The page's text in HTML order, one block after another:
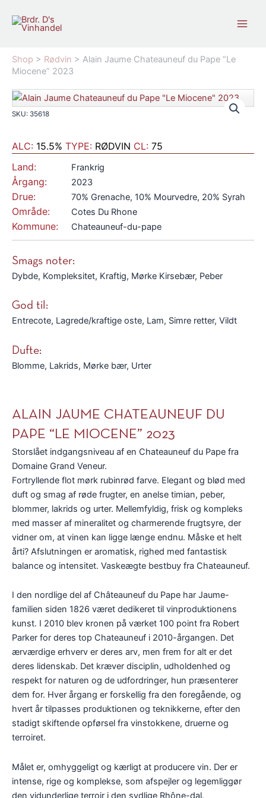
Shop > Rødvin > Alain Jaume Chateauneuf du Pape “Le
Miocene” 2023
SKU: 35618
ALC: 15.5% TYPE: RØDVIN CL: 75
Land:
Frankrig
Årgang: 2023
Drue: 70% Grenache, 10% Mourvedre, 20% Syrah
Område: Cotes Du Rhone
Kommune: Chateauneuf-du-pape
Smags noter:
Dybde, Kompleksitet, Kraftig, Mørke Kirsebær, Peber
God til:
Entrecote, Lagrede/kraftige oste, Lam, Simre retter, Vildt
Dufte:
Blomme, Lakrids, Mørke bær, Urter
ALAIN JAUME CHATEAUNEUF DU
PAPE “LE MIOCENE” 2023
Storslået indgangsniveau af en Chateauneuf du Pape fra
Domaine Grand Veneur.
Fortryllende flot mørk rubinrød farve. Elegant og blød med
duft og smag af røde frugter, en anelse timian, peber,
blommer, lakrids og urter. Mellemfyldig, frisk og kompleks
med masser af mineralitet og charmerende frugtsyre, der
vidner om, at vinen kan ligge længe endnu. Måske et helt
årti? Afslutningen er aromatisk, righed med fantastisk
balance og intensitet. Vaskeægte bestbuy fra Chateauneuf.
I den nordlige del af Châteauneuf du Pape har Jaume-
familien siden 1826 været dedikeret til vinproduktionens
kunst. I 2010 blev kronen på værket 100 point fra Robert
Parker for deres top Chateauneuf i 2010-årgangen. Det
ærværdige erhverv er deres arv, men frem for alt er det
deres lidenskab. Det kræver disciplin, udholdenhed og
respekt for naturen og de udfordringer, hun præsenterer
dem for. Hver årgang er forskellig fra den foregående, og
hvert år tilpasses produktionen og teknikkerne, efter den
stadigt skiftende opførsel fra vinstokkene, druerne og
terroiret.
Målet er, omhyggeligt og kærligt at producere vin. Der er
intense, rige og komplekse, som afspejler og legemliggør
den vidunderlige terroir i den sydlige Rhône-dal.